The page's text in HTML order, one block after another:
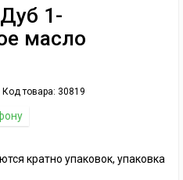
Дуб 1-
масло
Код товара: 30819
кратно упаковок, упаковка